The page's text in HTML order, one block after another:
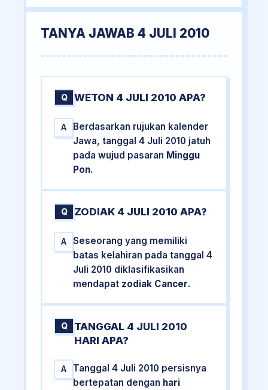
TANYA JAWAB 4 JULI 2010
Q WETON 4 JULI 2010 APA?
A
Berdasarkan rujukan kalender
Jawa, tanggal 4 Juli 2010 jatuh
pada wujud pasaran Minggu
Pon.
Q ZODIAK 4 JULI 2010 APA?
A
Seseorang yang memiliki
batas kelahiran pada tanggal 4
Juli 2010 diklasifikasikan
mendapat zodiak Cancer.
Q
TANGGAL 4 JULI 2010
HARI APA?
A
Tanggal 4 Juli 2010 persisnya
bertepatan dengan hari